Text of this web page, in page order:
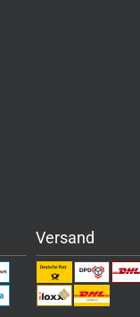
Versand